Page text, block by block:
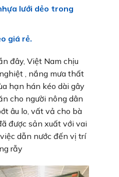
lưới dẻo trong
giá rẻ.
đây, Việt Nam chịu
, nắng mưa thất
hạn hán kéo dài gây
cho người nông dân
âu lo, vất vả cho bà
được sản xuất với vai
dẫn nước đến vị trí
rẫy